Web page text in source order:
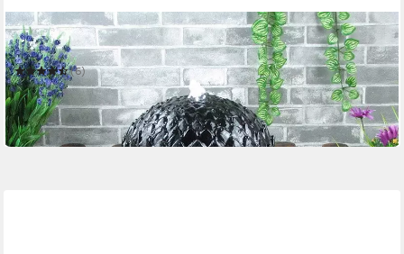
WEHMANN
Gartenbrunnen Solarbrunnen Lotus
(6)
109,00 € UVP129,99 €
-16%
in 3-4 Werktagen bei dir